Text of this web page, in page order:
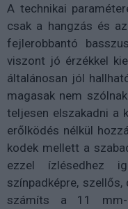
A technikai
csak a hangzás és
fejlerobbantó
viszont jó érzékkel
általánosan jól
magasak nem
teljesen elszakadni a
erőlködés nélkül
kodek mellett a
ezzel ízlésedhez
színpadképre,
számíts a 11 mm-